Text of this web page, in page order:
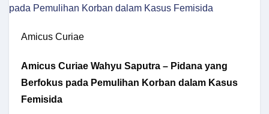
Amicus Curiae
Amicus Curiae Wahyu Saputra – Pidana yang
Berfokus pada Pemulihan Korban dalam Kasus
Femisida